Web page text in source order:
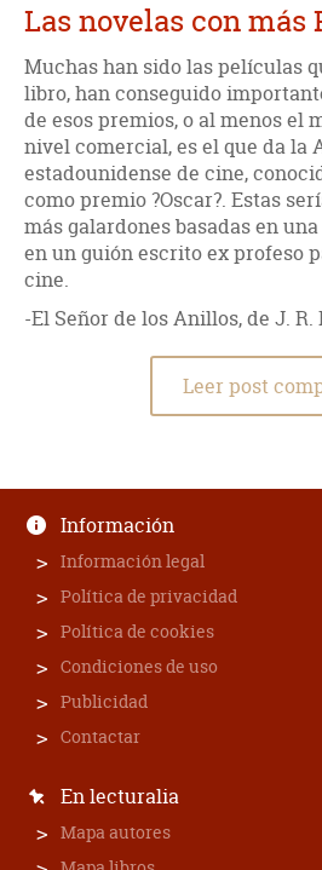
Las novelas con más
Muchas han sido las películas
libro, han conseguido
de esos premios, o al menos el
nivel comercial, es el que da la
estadounidense de cine,
como premio ?Oscar?. Estas
más galardones basadas en
en un guión escrito ex profeso
cine.
-El Señor de los Anillos, de J. R.
Leer post
Información
Información legal
Política de privacidad
Política de cookies
Condiciones de uso
Publicidad
Contactar
En lecturalia
Mapa autores